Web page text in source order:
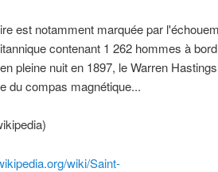
est notamment marquée par
contenant 1 262 hommes à
pleine nuit en 1897, le Warren
du compas magnétique...
wiki/Saint-